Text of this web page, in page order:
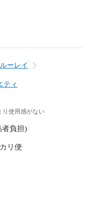
ーレイ
ティ
り使用感がない
者負担)
リ便